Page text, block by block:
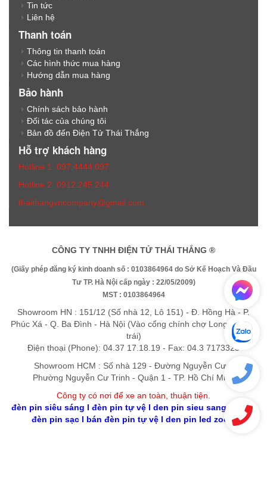
Tin tức
Liên hệ
Thanh toán
Thông tin thanh toán
Các hình thức mua hàng
Hướng dẫn mua hàng
Bảo hành
Chính sách bảo hành
Đối tác của chúng tôi
Bản đồ đến Điện Tử Thái Thắng
Hỗ trợ khách hàng
Hotline 1: 097.4444.097
Hotline 2: 0912.245.244
thaithangvncompany@gmail.com
CÔNG TY TNHH ĐIỆN TỬ THÁI THẮNG ®
(Giấy phép đăng ký kinh doanh số : 0103864964 do Sở Kế Hoạch Và Đầu
Tư TP. Hà Nội cấp ngày : 22/05/2009)
MST : 0103864964
Showroom HN : 151/12 (Số nhà 12, Lô 151) - Đ. Hồng Hà - P.
Phúc Xá - Q. Ba Đình - Hà Nội (Vào cổng chính chợ Long Biên rẽ
trái)
Điện thoại (Phone): 04.37 17.18.19 - Fax: 04.3 7173325
Showroom HCM : Số nhà 129 - Đường Nguyễn Cư Trinh -
Phường Nguyễn Cư Trinh - Quận 1 - TP. Hồ Chí Minh
Công ty có nơi để xe an toàn, thuận tiện
đèn pin siêu sáng l đèn pin tự vệl den pin sieu sang gia rel
đèn pin sạcl bán đèn pin tự vệl den pin led zoom